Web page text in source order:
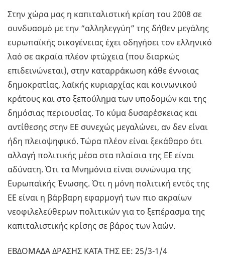
Στην χώρα μας η καπιταλιστική κρίση του 2008 σε
συνδυασμό με την “αλληλεγγύη” της δήθεν μεγάλης
ευρωπαϊκής οικογένειας έχει οδηγήσει τον ελληνικό
λαό σε ακραία πλέον φτώχεια (που διαρκώς
επιδεινώνεται), στην καταρράκωση κάθε έννοιας
δημοκρατίας, λαϊκής κυριαρχίας και κοινωνικού
κράτους και στο ξεπούλημα των υποδομών και της
δημόσιας περιουσίας. Το κύμα δυσαρέσκειας και
αντίθεσης στην ΕΕ συνεχώς μεγαλώνει, αν δεν είναι
ήδη πλειοψηφικό. Τώρα πλέον είναι ξεκάθαρο ότι
αλλαγή πολιτικής μέσα στα πλαίσια της ΕΕ είναι
αδύνατη. Ότι τα Μνημόνια είναι συνώνυμα της
Ευρωπαϊκής Ένωσης. Ότι η μόνη πολιτική εντός της
ΕΕ είναι η βάρβαρη εφαρμογή των πιο ακραίων
νεοφιλελεύθερων πολιτικών για το ξεπέρασμα της
καπιταλιστικής κρίσης σε βάρος των λαών.
ΕΒΔΟΜΑΔΑ ΔΡΑΣΗΣ ΚΑΤΑ ΤΗΣ ΕΕ: 25/3-1/4